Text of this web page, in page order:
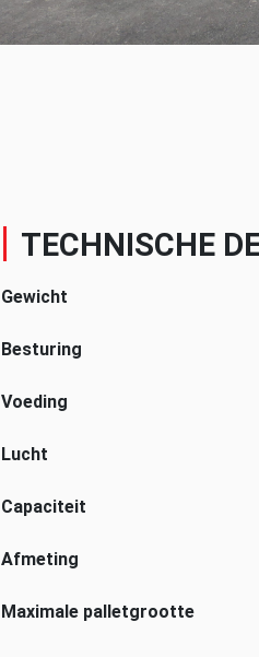
TECHNISCHE
Gewicht
Besturing
Voeding
Lucht
Capaciteit
Afmeting
Maximale palletgrootte